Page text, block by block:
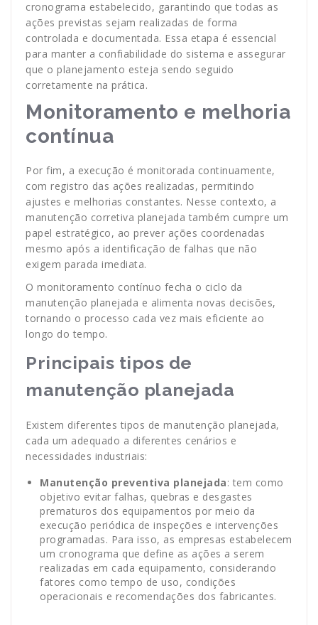
cronograma estabelecido, garantindo que todas as
ações previstas sejam realizadas de forma
controlada e documentada. Essa etapa é essencial
para manter a confiabilidade do sistema e assegurar
que o planejamento esteja sendo seguido
corretamente na prática.
Monitoramento e melhoria
contínua
Por fim, a execução é monitorada continuamente,
com registro das ações realizadas, permitindo
ajustes e melhorias constantes. Nesse contexto, a
manutenção corretiva planejada também cumpre um
papel estratégico, ao prever ações coordenadas
mesmo após a identificação de falhas que não
exigem parada imediata.
O monitoramento contínuo fecha o ciclo da
manutenção planejada e alimenta novas decisões,
tornando o processo cada vez mais eficiente ao
longo do tempo.
Principais tipos de
manutenção planejada
Existem diferentes tipos de manutenção planejada,
cada um adequado a diferentes cenários e
necessidades industriais:
Manutenção preventiva planejada: tem como
objetivo evitar falhas, quebras e desgastes
prematuros dos equipamentos por meio da
execução periódica de inspeções e intervenções
programadas. Para isso, as empresas estabelecem
um cronograma que define as ações a serem
realizadas em cada equipamento, considerando
fatores como tempo de uso, condições
operacionais e recomendações dos fabricantes.